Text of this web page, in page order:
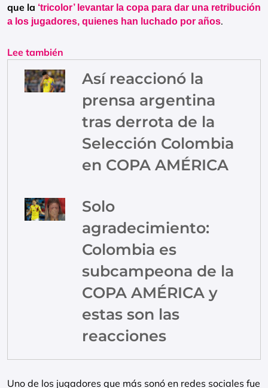
que la ‘tricolor’ levantar la copa para dar una retribución
a los jugadores, quienes han luchado por años.
Lee también
Así reaccionó la
prensa argentina
tras derrota de la
Selección Colombia
en COPA AMÉRICA
Solo
agradecimiento:
Colombia es
subcampeona de la
COPA AMÉRICA y
estas son las
reacciones
Uno de los jugadores que más sonó en redes sociales fue